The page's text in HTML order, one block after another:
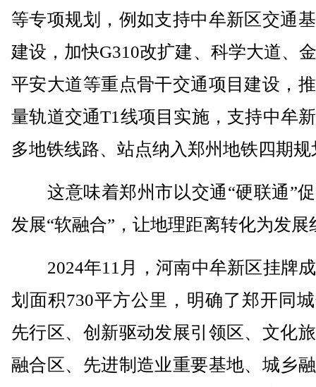
等专项规划，例如支持中牟新区交通
建设，加快G310改扩建、科学大道、
平安大道等重点骨干交通项目建设，
量轨道交通T1线项目实施，支持中牟
多地铁线路、站点纳入郑州地铁四期规
这意味着郑州市以交通“硬联通”
发展“软融合”，让地理距离转化为发展
2024年11月，河南中牟新区挂牌
划面积730平方公里，明确了郑开同
先行区、创新驱动发展引领区、文化
融合区、先进制造业重要基地、城乡